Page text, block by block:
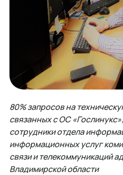
80% запросов на
связанных с ОС
сотрудники отдела
информационных услуг
связи и телекоммуникаций
Владимирской области